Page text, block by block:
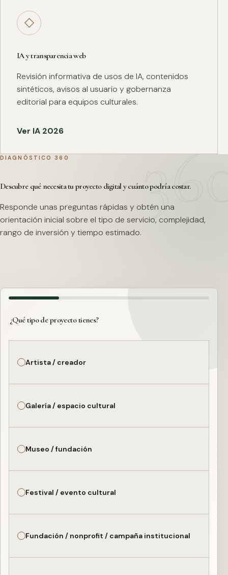
◇
IA y transparencia web
Revisión informativa de usos de IA, contenidos
sintéticos, avisos al usuario y gobernanza
editorial para equipos culturales.
Ver IA 2026
DIAGNÓSTICO 360
Descubre qué necesita tu proyecto digital y cuánto podría costar.
Responde unas preguntas rápidas y obtén una
orientación inicial sobre el tipo de servicio, complejidad,
rango de inversión y tiempo estimado.
¿Qué tipo de proyecto tienes?
Artista / creador
Galería / espacio cultural
Museo / fundación
Festival / evento cultural
Fundación / nonprofit / campaña institucional